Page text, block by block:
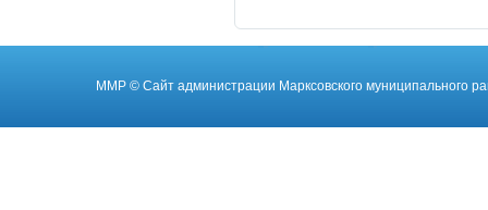
ММР © Cайт администрации Марксовского муниципального